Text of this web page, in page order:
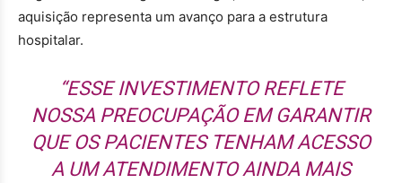
aquisição representa um avanço para a estrutura
hospitalar.
“ESSE INVESTIMENTO REFLETE
NOSSA PREOCUPAÇÃO EM GARANTIR
QUE OS PACIENTES TENHAM ACESSO
A UM ATENDIMENTO AINDA MAIS